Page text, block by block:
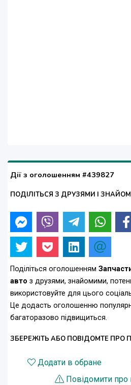
Дії з оголошенням #439827
ПОДІЛІТЬСЯ З ДРУЗЯМИ І
Поділіться оголошенням
авто з друзями, знайомими,
використовуйте для цього
Це додасть оголошенню
багаторазово підвищиться.
ЗБЕРЕЖІТЬ АБО ПОВІДОМТЕ ПРО
Додати в обране
Повідомити